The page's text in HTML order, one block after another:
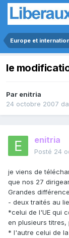
Europe et
le
Par enitria
24 octobre 2007
enitria
Posté 24
je viens de
que nos 27
Grandes
- deux traités au
*celui de l'UE qui
en plusieurs titres,
* l'autre celui de